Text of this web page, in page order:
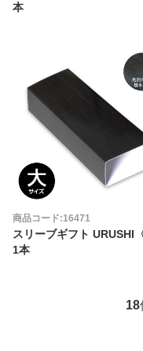
本
商品コード:16471
スリーブギフト URUSHI〈
1本
18